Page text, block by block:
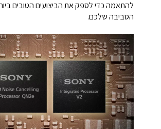
להתאמה כדי לספק את הביצועים הטובים
הסביבה שלכם.